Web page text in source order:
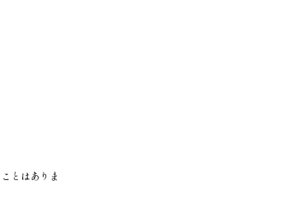
とはありま